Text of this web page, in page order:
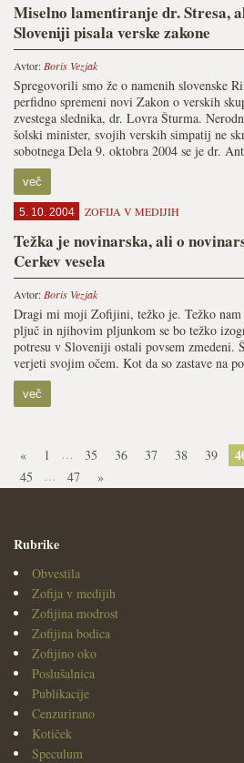
Miselno lamentiranje dr. Stresa,
Sloveniji pisala verske zakone
Avtor: Boris Vezjak
Spregovorili smo že o namenih slovenske
perfidno spremeni novi Zakon o verskih
zvestega slednika, dr. Lovra Šturma.
šolski minister, svojih verskih simpatij ne
sobotnega Dela 9. oktobra 2004 se je dr.
več
5. 10. 2004 ZOFIJA V MEDIJIH
Težka je novinarska, ali o
Cerkev vesela
Avtor: Boris Vezjak
Dragi mi moji Zofijini, težko je. Težko
pljuč in njihovim pljunkom se bo težko
potresu v Sloveniji ostali povsem zmedeni.
verjeti svojim očem. Kot da so zastave na
več
« 1 … 35 36 37 38 39
45
… 47 »
Rubrike
Obvestila
Zofija v medijih
Zofijina modrost
Zofijina bodica
Zofijino oko
Poslušalnica
Publikacije
Cenzurirano
Kotiček
Speculum